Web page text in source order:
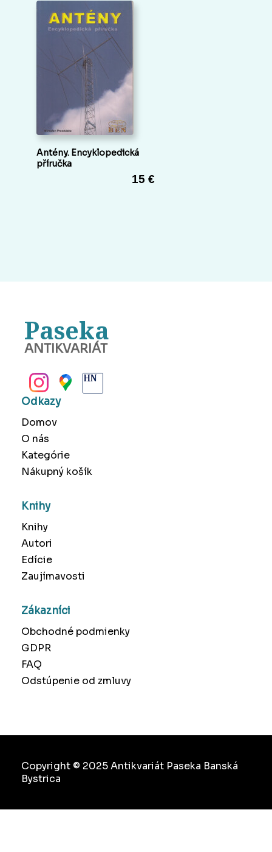
Antény. Encyklopedická
příručka
15 €
Paseka
ANTIKVARIÁT
Odkazy
Domov
O nás
Kategórie
Nákupný košík
Knihy
Knihy
Autori
Edície
Zaujímavosti
Zákazníci
Obchodné podmienky
GDPR
FAQ
Odstúpenie od zmluvy
Copyright © 2025 Antikvariát Paseka Banská
Bystrica